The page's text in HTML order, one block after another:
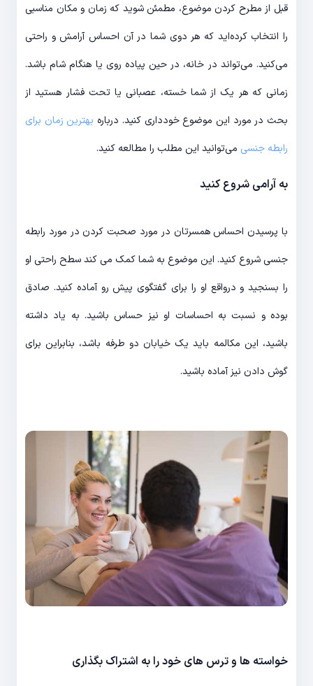
قبل از مطرح کردن موضوع، مطمئن شوید که زمان و مکان مناسبی
را انتخاب کرده‌اید که هر دوی شما در آن احساس آرامش و راحتی
می‌کنید. می‌تواند در خانه، در حین پیاده روی یا هنگام شام باشد.
زمانی که هر یک از شما خسته، عصبانی یا تحت فشار هستید از
بحث در مورد این موضوع خودداری کنید. درباره بهترین زمان برای
رابطه جنسی می‌توانید این مطلب را مطالعه کنید.
به آرامی شروع کنید
با پرسیدن احساس همسرتان در مورد صحبت کردن در مورد رابطه
جنسی شروع کنید. این موضوع به شما کمک می کند سطح راحتی او
را بسنجید و درواقع او را برای گفتگوی پیش رو آماده کنید. صادق
بوده و نسبت به احساسات او نیز حساس باشید. به یاد داشته
باشید، این مکالمه باید یک خیابان دو طرفه باشد، بنابراین برای
گوش دادن نیز آماده باشید.
خواسته ها و ترس های خود را به اشتراک بگذاری